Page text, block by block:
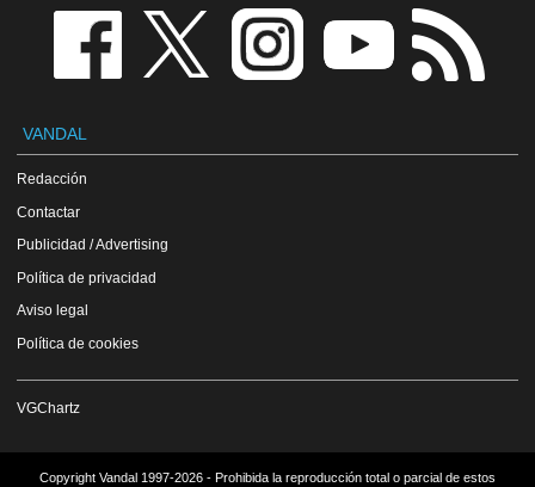
VANDAL
Redacción
Contactar
Publicidad / Advertising
Política de privacidad
Aviso legal
Política de cookies
VGChartz
Copyright Vandal 1997-2026 - Prohibida la reproducción total o parcial de estos